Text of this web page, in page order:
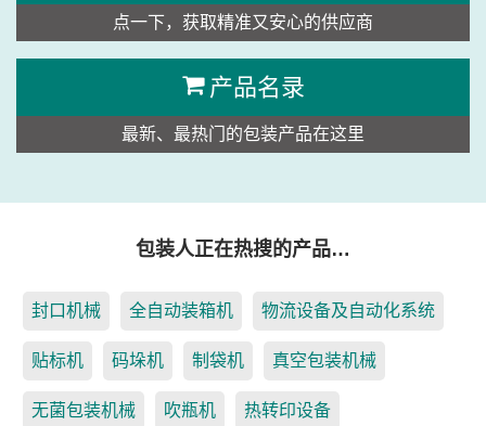
点一下，获取精准又安心的供应商
产品名录
最新、最热门的包装产品在这里
包装人正在热搜的产品…
封口机械 全自动装箱机 物流设备及自动化系统
贴标机 码垛机 制袋机 真空包装机械
无菌包装机械 吹瓶机 热转印设备